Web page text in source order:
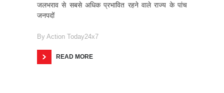
जलभराव से सबसे अधिक प्रभावित रहने वाले राज्य के पांच
जनपदों
By Action Today24x7
READ MORE